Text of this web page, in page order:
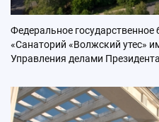
Федеральное
«Санаторий «Волжский утес»
Управления делами